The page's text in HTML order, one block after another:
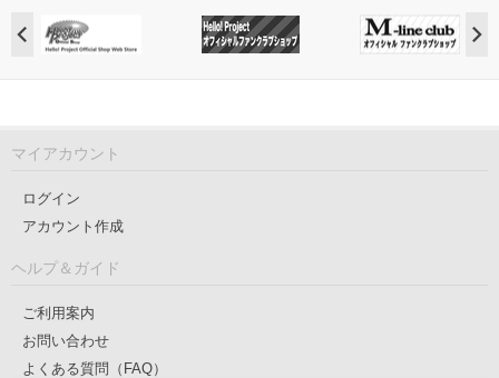
マイアカウント
ログイン
アカウント作成
ヘルプ＆ガイド
ご利用案内
お問い合わせ
よくある質問（FAQ）